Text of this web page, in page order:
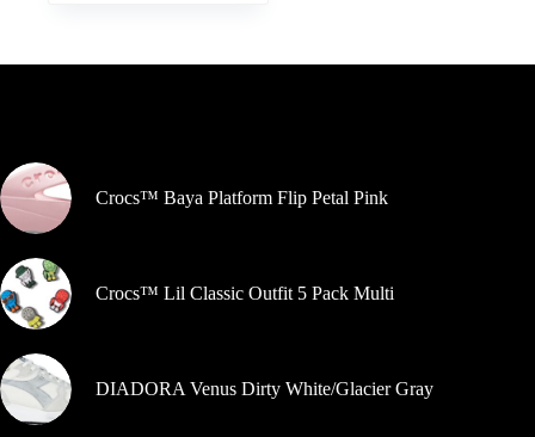
Variantus
Crocs™ Baya Platform Flip Petal Pink
Crocs™ Lil Classic Outfit 5 Pack Multi
DIADORA Venus Dirty White/Glacier Gray